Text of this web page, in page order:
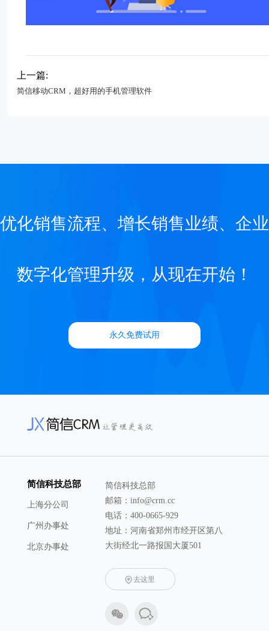
上一篇:
简信移动CRM，超好用的手机管理软件
优化销售流程、增长销售业绩、企业
数字化管理升级，从现在开始！
永久免费试用
简信科技总部
上海分公司
广州办事处
北京办事处
简信科技总部
邮箱：info@crm.cc
电话：400-0665-929
地址：河南省郑州市经开区第八
大街经北一路报国大厦501
去这里